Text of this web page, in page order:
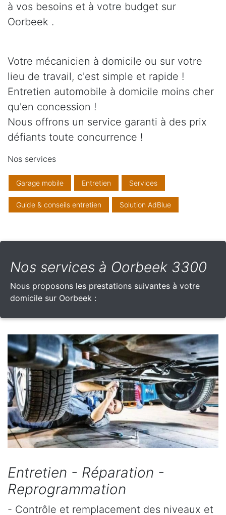
à vos besoins et à votre budget sur
Oorbeek .
Votre mécanicien à domicile ou sur votre
lieu de travail, c'est simple et rapide !
Entretien automobile à domicile moins cher
qu'en concession !
Nous offrons un service garanti à des prix
défiants toute concurrence !
Nos services
Garage mobile Entretien Services
Guide & conseils entretien Solution AdBlue
Nos services à Oorbeek 3300
Nous proposons les prestations suivantes à votre
domicile sur Oorbeek :
Entretien - Réparation -
Reprogrammation
- Contrôle et remplacement des niveaux et